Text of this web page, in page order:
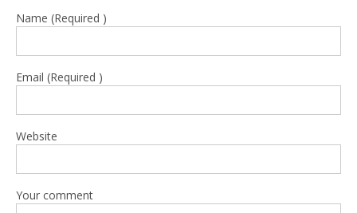
Name (Required )
Email (Required )
Website
Your comment